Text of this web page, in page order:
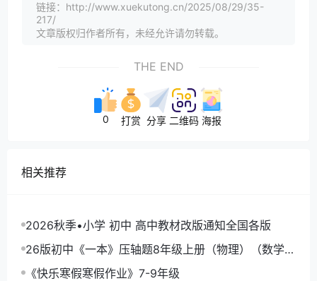
链接：http://www.xuekutong.cn/2025/08/29/35-
217/
文章版权归作者所有，未经允许请勿转载。
THE END
0 打赏 分享 二维码 海报
相关推荐
2026秋季•小学 初中 高中教材改版通知全国各版
26版初中《一本》压轴题8年级上册（物理）（数学）
《一本函数》
《快乐寒假寒假作业》7-9年级